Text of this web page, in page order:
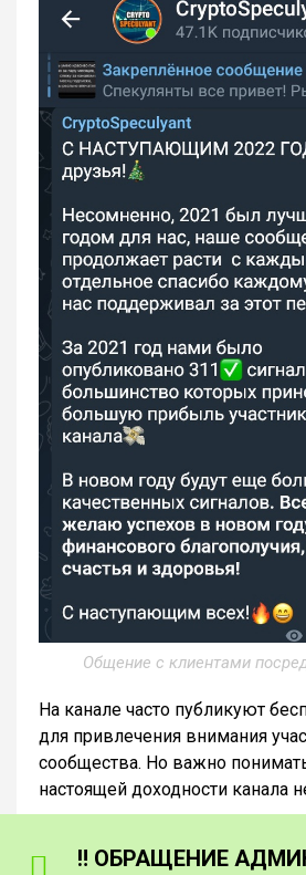
Общение с клиентами
На канале часто публикуют
для привлечения внимания
сообщества. Но важно
настоящей доходности канала
‼️ ОБРАЩЕНИЕ